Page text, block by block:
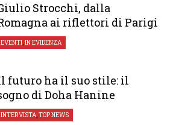
Strocchi, dalla
ai riflettori di Parigi
EVENTI,IN EVIDENZA
futuro ha il suo stile: il
di Doha Hanine
INTERVISTA,TOP NEWS